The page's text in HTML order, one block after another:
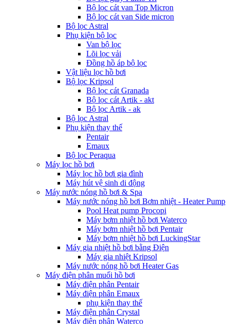
Bộ lọc cát van Top Micron
Bộ lọc cát van Side micron
Bộ lọc Astral
Phụ kiện bộ lọc
Van bộ lọc
Lõi lọc vải
Đồng hồ áp bộ lọc
Vật liệu lọc hồ bơi
Bộ lọc Kripsol
Bộ lọc cát Granada
Bộ lọc cát Artik - akt
Bộ lọc Artik - ak
Bộ lọc Astral
Phụ kiện thay thế
Pentair
Emaux
Bộ lọc Peraqua
Máy lọc hồ bơi
Máy lọc hồ bơi gia đình
Máy hút vệ sinh di động
Máy nước nóng hồ bơi & Spa
Máy nước nóng hồ bơi Bơm nhiệt - Heater Pump
Pool Heat pump Procopi
Máy bơm nhiệt hồ bơi Waterco
Máy bơm nhiệt hồ bơi Pentair
Máy bơm nhiệt hồ bơi LuckingStar
Máy gia nhiệt hồ bơi bằng Điện
Máy gia nhiệt Kripsol
Máy nước nóng hồ bơi Heater Gas
Máy điện phân muối hồ bơi
Máy điện phân Pentair
Máy điện phân Emaux
phụ kiện thay thế
Máy điện phân Crystal
Máy điện phân Waterco